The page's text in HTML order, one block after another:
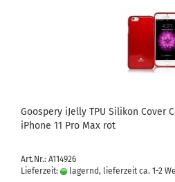
Goo­spe­ry iJel­ly TPU Si­li­kon Cover
iPho­ne 11 Pro Max rot
Art.Nr.: A114926
Lieferzeit:
lagernd, lieferzeit ca. 1-2